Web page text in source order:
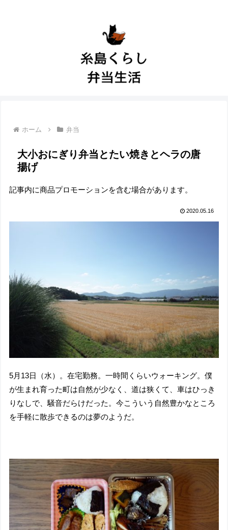
ホーム 弁当
大小おにぎり弁当とたい焼きとヘラの唐
揚げ
記事内に商品プロモーションを含む場合があります。
2020.05.16
5月13日（水）。在宅勤務。一時間くらいウォーキング。僕
が生まれ育った町は自然が少なく、道は狭くて、車はひっき
りなしで、騒音だらけだった。今こういう自然豊かなところ
を手軽に散歩できるのは夢のようだ。